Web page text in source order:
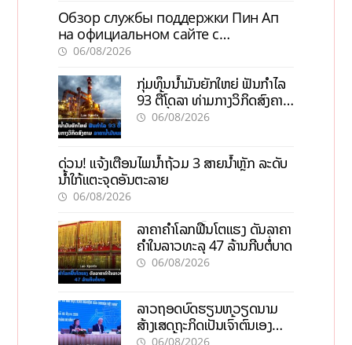
Обзор службы поддержки Пин Ап
на официальном сайте с
актуальной информацией
06/08/2026
ກຸ່ມທຶນນ້ຳມັນຍັກໃຫຍ່ ຟັນກຳໄລ
93 ຕື້ໂດລາ ທ່າມກາງວິກິດສົງຄາມ
ລາຄານໍ້າມັນແພງ
06/08/2026
ດ່ວນ! ແຈ້ງເຕືອນໄພນໍ້າຖ້ວມ 3 ສາຍນໍ້າຫຼັກ ລະດັບ
ນໍ້າໃກ້ແຕະຈຸດອັນຕະລາຍ
06/08/2026
ລາຄາຄຳໂລກຟື້ນໂຕແຮງ ດັນລາຄາ
ຄຳໃນລາວທະລຸ 47 ລ້ານກີບຕໍ່ບາດ
06/08/2026
ລາວຖອດບົດຮຽນຫວຽດນາມ
ສ້າງເສດຖະກິດເປັນເຈົ້າຕົນເອງ
ກ້າວສູ່ເປົ້າໝາຍ 2035
06/08/2026